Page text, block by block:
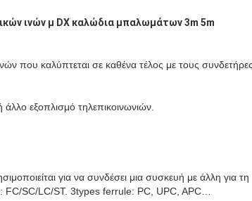
ινών μ DX καλώδια μπαλωμάτων 3m 5m
που καλύπτεται σε καθένα τέλος με τους
εξοπλισμό τηλεπικοινωνιών.
για να συνδέσει μια συσκευή με άλλη για τη
SC/LC/ST. 3types ferrule: PC, UPC, APC…